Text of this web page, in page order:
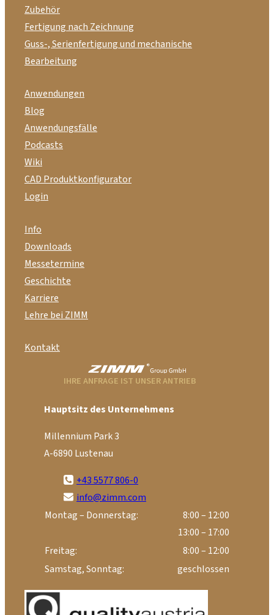
Zubehör
Fertigung nach Zeichnung
Guss-, Serienfertigung und mechanische
Bearbeitung
Anwendungen
Blog
Anwendungsfälle
Podcasts
Wiki
CAD Produktkonfigurator
Login
Info
Downloads
Messetermine
Geschichte
Karriere
Lehre bei ZIMM
Kontakt
IHRE ANFRAGE IST UNSER ANTRIEB
Hauptsitz des Unternehmens
Millennium Park 3
A-6890 Lustenau
+43 5577 806-0
info@zimm.com
Montag – Donnerstag:
8:00 – 12:00
13:00 – 17:00
Freitag:
8:00 – 12:00
Samstag, Sonntag:
geschlossen